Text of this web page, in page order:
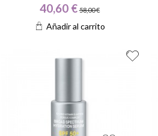
40,60 € 58,00 €
Añadir al carrito